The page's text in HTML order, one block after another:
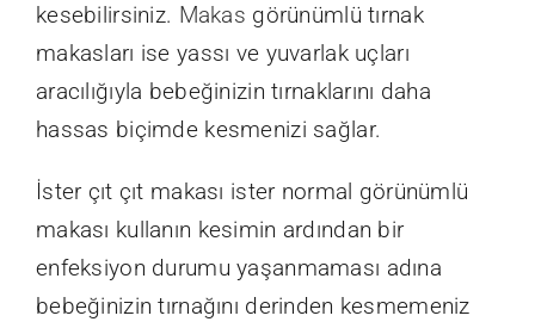
kesebilirsiniz. Makas görünümlü tırnak
makasları ise yassı ve yuvarlak uçları
aracılığıyla bebeğinizin tırnaklarını daha
hassas biçimde kesmenizi sağlar.
İster çıt çıt makası ister normal görünümlü
makası kullanın kesimin ardından bir
enfeksiyon durumu yaşanmaması adına
bebeğinizin tırnağını derinden kesmemeniz